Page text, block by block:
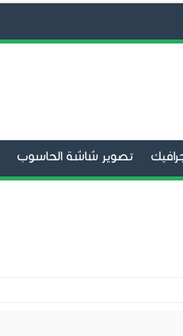
تصوير شاشة الحاسوب